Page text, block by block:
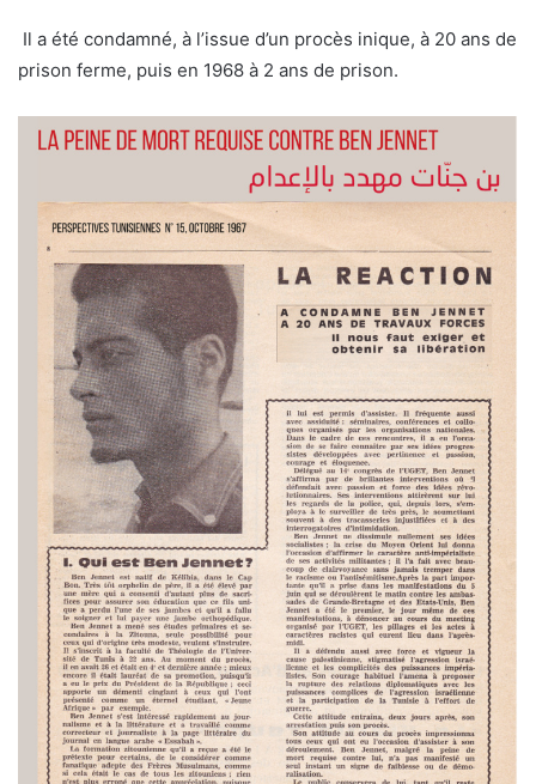
Il a été condamné, à l’issue d’un procès inique, à 20 ans de
prison ferme, puis en 1968 à 2 ans de prison.